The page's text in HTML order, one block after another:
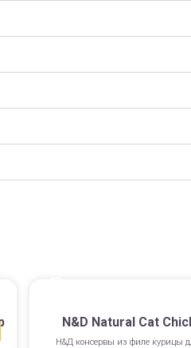
N&D Natural Cat
Н&Д консервы из филе курицы